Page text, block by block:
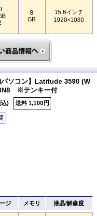
8
GB
15.6インチ
1920×1080
ソコン】Latitude 3590 (W
※テンキー付
) 送料 1,100円
ジ メモリ 液晶/解像度